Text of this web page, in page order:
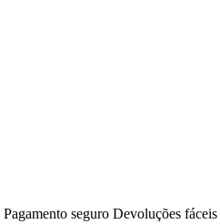
Pagamento seguro Devoluções fáceis